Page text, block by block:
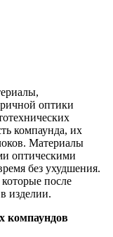
оптики
компаунда, их
Материалы
оптическими
без ухудшения.
после
изделии.
компаундов